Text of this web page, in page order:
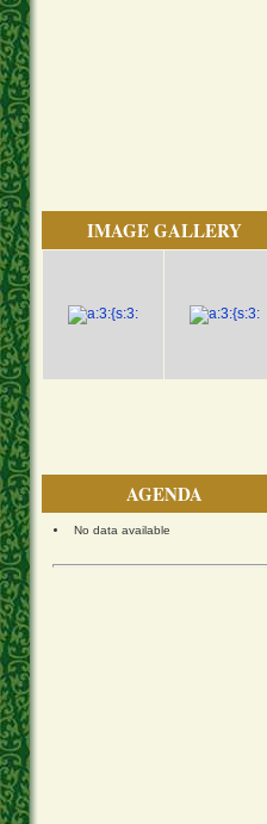
IMAGE GALLERY
AGENDA
No data available